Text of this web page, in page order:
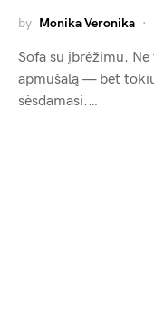
by Monika Veronika
Sofa su įbrėžimu.
apmušalą — bet
sėsdamasi.…